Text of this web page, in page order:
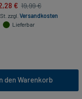
€ 19,99 €
zzgl. Versandkosten
Lieferbar
den Warenkorb